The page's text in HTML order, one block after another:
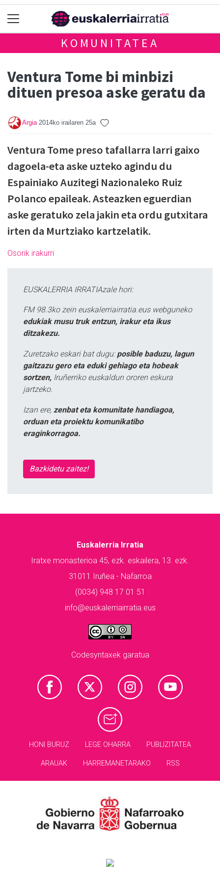
KOMUNITATEA
Ventura Tome bi minbizi
dituen presoa aske geratu da
Argia 2014ko irailaren 25a
Ventura Tome preso tafallarra larri gaixo
dagoela-eta aske uzteko agindu du
Espainiako Auzitegi Nazionaleko Ruiz
Polanco epaileak. Asteazken eguerdian
aske geratuko zela jakin eta ordu gutxitara
irten da Murtziako kartzelatik.
Osorik irakurri
EUSKALERRIA IRRATIAzale hori:
FM 98.3ko zein euskalerriairratia.eus webguneko
edukiak musu truk entzun, irakur eta ikus
ditzakezu.
Zuretzako eskari bat dugu: posible baduzu, lagun
gaitzazu gero eta eduki gehiago eta hobeak
sortzen, Iruñerriko euskaldun ororen eskura
jartzeko.
Izan ere, zenbat eta komunitate handiagoa,
orduan eta proiektu komunikatibo
eraginkorragoa.
Bazkidetu zaitez!
Euskalerria Irratia
Iratxe monasterioa 45, ezk. eskailera, 13. ezk.
31011 Iruñea - Nafarroa
(0034) 948 17 01 51
info@euskalerriairratia.eus
Codesyntaxek garatua
HONI BURUZ LEGE OHARRA PUBLIZITATEA
ARAUAK HARREMANETARAKO RSS